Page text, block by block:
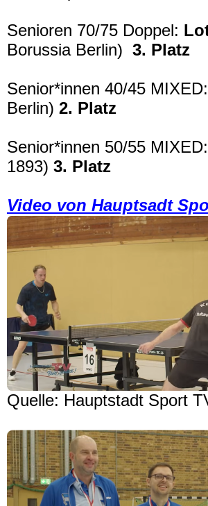
Senioren 70/75 Doppel:
Borussia Berlin) 3. Platz
Senior*innen 40/45
Berlin) 2. Platz
Senior*innen 50/55
1893) 3. Platz
Video von Hauptsadt
Quelle: Hauptstadt Sport